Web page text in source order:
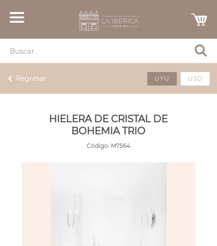
Regresar UYU USD
HIELERA DE CRISTAL DE
BOHEMIA TRIO
Código: M7564